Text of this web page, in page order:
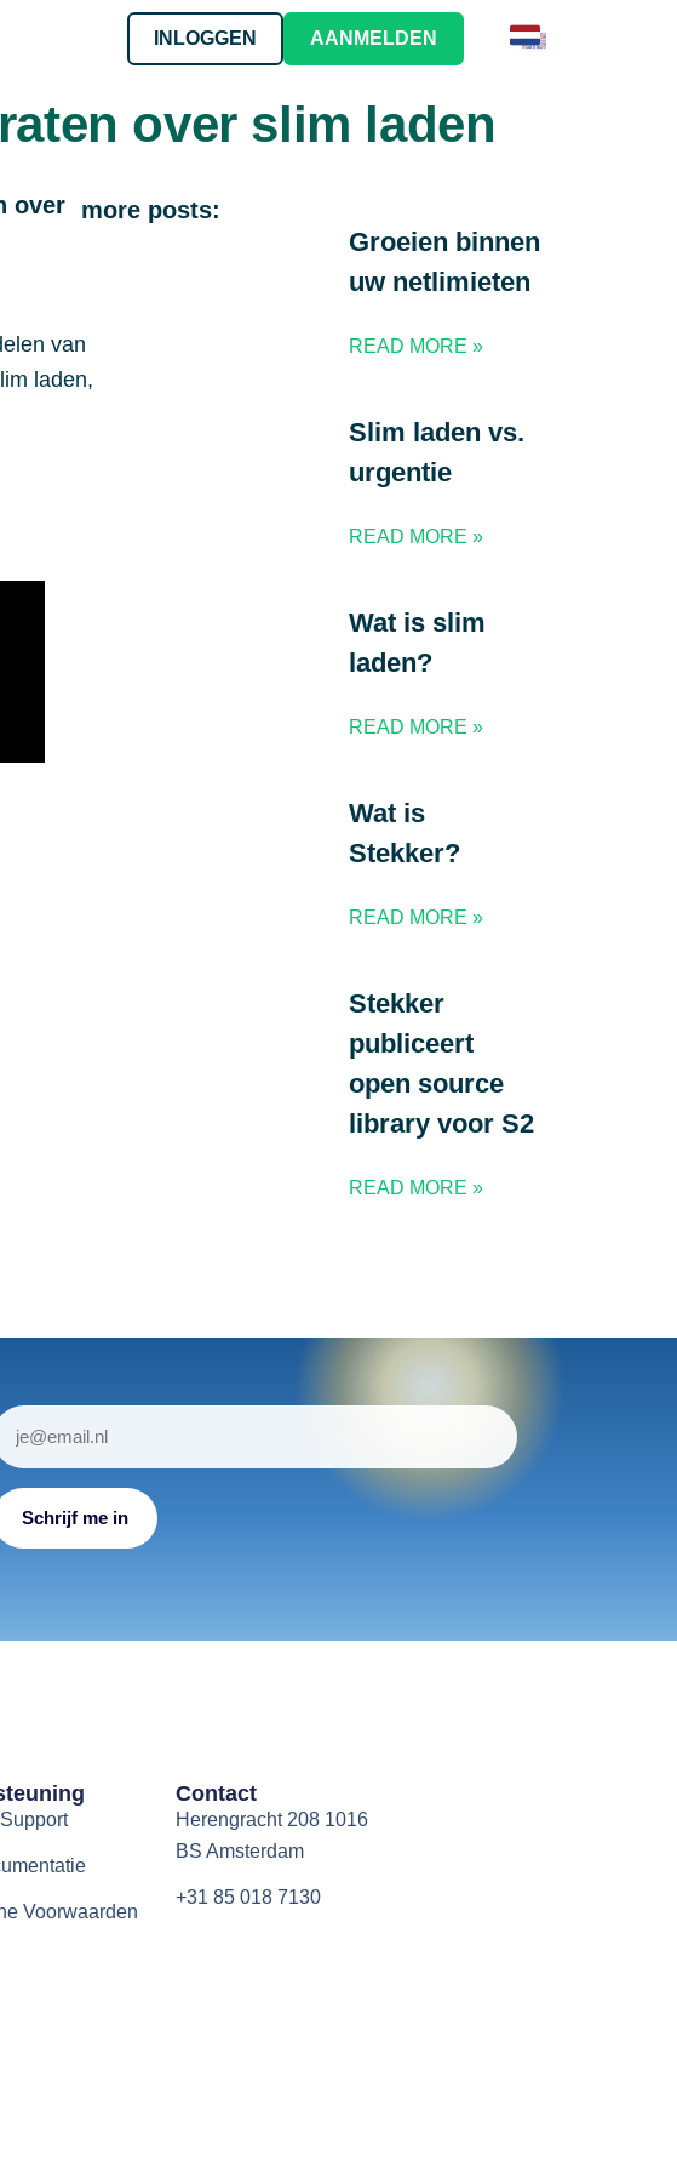
INLOGGEN AANMELDEN
over slim laden
over
van
laden,
more posts:
Groeien binnen
uw netlimieten
READ MORE »
Slim laden vs.
urgentie
READ MORE »
Wat is slim
laden?
READ MORE »
Wat is
Stekker?
READ MORE »
Stekker
publiceert
open source
library voor S2
READ MORE »
Voorwaarden
Contact
Herengracht 208 1016
BS Amsterdam
+31 85 018 7130
Begin je aanmelding en start het verdienen van ERE's
VOOR PARTNERS
Embedded Oplossingen
Integreer Stekker in uw product
Laatste updates
Contact